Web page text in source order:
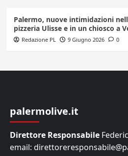
Palermo, nuove intimidazioni
pizzeria Ulisse e in un chiosco a
Redazione PL 9 Giugno 2026 0
palermolive.it
Direttore Responsabile
email: